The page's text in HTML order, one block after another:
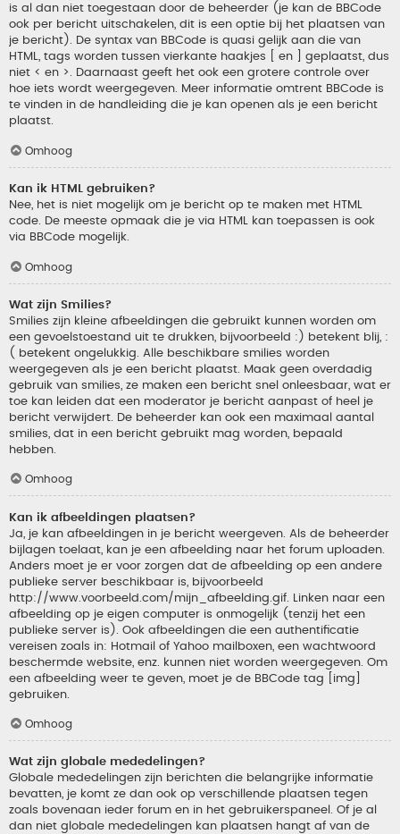
is al dan niet toegestaan door de beheerder (je kan de BBCode
ook per bericht uitschakelen, dit is een optie bij het plaatsen van
je bericht). De syntax van BBCode is quasi gelijk aan die van
HTML, tags worden tussen vierkante haakjes [ en ] geplaatst, dus
niet < en >. Daarnaast geeft het ook een grotere controle over
hoe iets wordt weergegeven. Meer informatie omtrent BBCode is
te vinden in de handleiding die je kan openen als je een bericht
plaatst.
Omhoog
Kan ik HTML gebruiken?
Nee, het is niet mogelijk om je bericht op te maken met HTML
code. De meeste opmaak die je via HTML kan toepassen is ook
via BBCode mogelijk.
Omhoog
Wat zijn Smilies?
Smilies zijn kleine afbeeldingen die gebruikt kunnen worden om
een gevoelstoestand uit te drukken, bijvoorbeeld :) betekent blij, :
( betekent ongelukkig. Alle beschikbare smilies worden
weergegeven als je een bericht plaatst. Maak geen overdadig
gebruik van smilies, ze maken een bericht snel onleesbaar, wat er
toe kan leiden dat een moderator je bericht aanpast of heel je
bericht verwijdert. De beheerder kan ook een maximaal aantal
smilies, dat in een bericht gebruikt mag worden, bepaald
hebben.
Omhoog
Kan ik afbeeldingen plaatsen?
Ja, je kan afbeeldingen in je bericht weergeven. Als de beheerder
bijlagen toelaat, kan je een afbeelding naar het forum uploaden.
Anders moet je er voor zorgen dat de afbeelding op een andere
publieke server beschikbaar is, bijvoorbeeld
http://www.voorbeeld.com/mijn_afbeelding.gif. Linken naar een
afbeelding op je eigen computer is onmogelijk (tenzij het een
publieke server is). Ook afbeeldingen die een authentificatie
vereisen zoals in: Hotmail of Yahoo mailboxen, een wachtwoord
beschermde website, enz. kunnen niet worden weergegeven. Om
een afbeelding weer te geven, moet je de BBCode tag [img]
gebruiken.
Omhoog
Wat zijn globale mededelingen?
Globale mededelingen zijn berichten die belangrijke informatie
bevatten, je komt ze dan ook op verschillende plaatsen tegen
zoals bovenaan ieder forum en in het gebruikerspaneel. Of je al
dan niet globale mededelingen kan plaatsen hangt af van de